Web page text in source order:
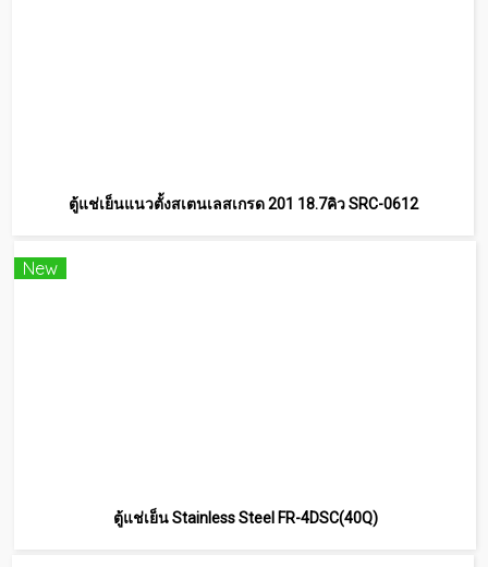
ตู้แช่เย็นแนวตั้งสเตนเลสเกรด 201 18.7คิว SRC-0612
New
ตู้แช่เย็น Stainless Steel FR-4DSC(40Q)